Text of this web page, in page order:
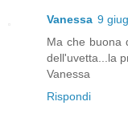
Vanessa 9
Ma che buona
dell'uvetta...la
Vanessa
Rispondi